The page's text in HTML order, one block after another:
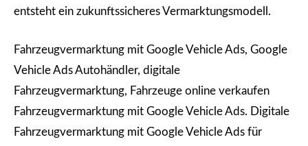
entsteht ein zukunftssicheres Vermarktungsmodell.
Fahrzeugvermarktung mit Google Vehicle Ads, Google
Vehicle Ads Autohändler, digitale
Fahrzeugvermarktung, Fahrzeuge online verkaufen
Fahrzeugvermarktung mit Google Vehicle Ads. Digitale
Fahrzeugvermarktung mit Google Vehicle Ads für